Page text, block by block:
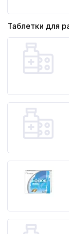
Таблетки для